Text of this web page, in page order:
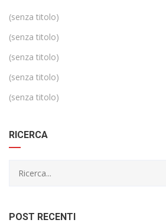
(senza titolo)
(senza titolo)
(senza titolo)
(senza titolo)
(senza titolo)
RICERCA
POST RECENTI